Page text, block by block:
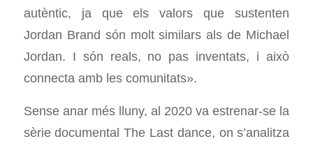
autèntic, ja que els valors que sustenten
Jordan Brand són molt similars als de Michael
Jordan. I són reals, no pas inventats, i això
connecta amb les comunitats».
Sense anar més lluny, al 2020 va estrenar-se la
sèrie documentalThe Last dance, on s’analitza